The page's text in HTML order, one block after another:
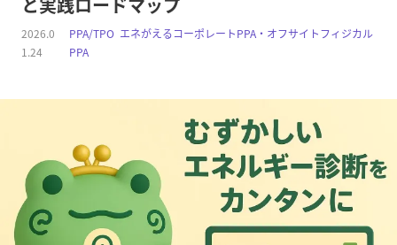
PPA/TPO エネがえるコーポレートPPA・オフサイトフィジカル
PPA
2026.0
1.24